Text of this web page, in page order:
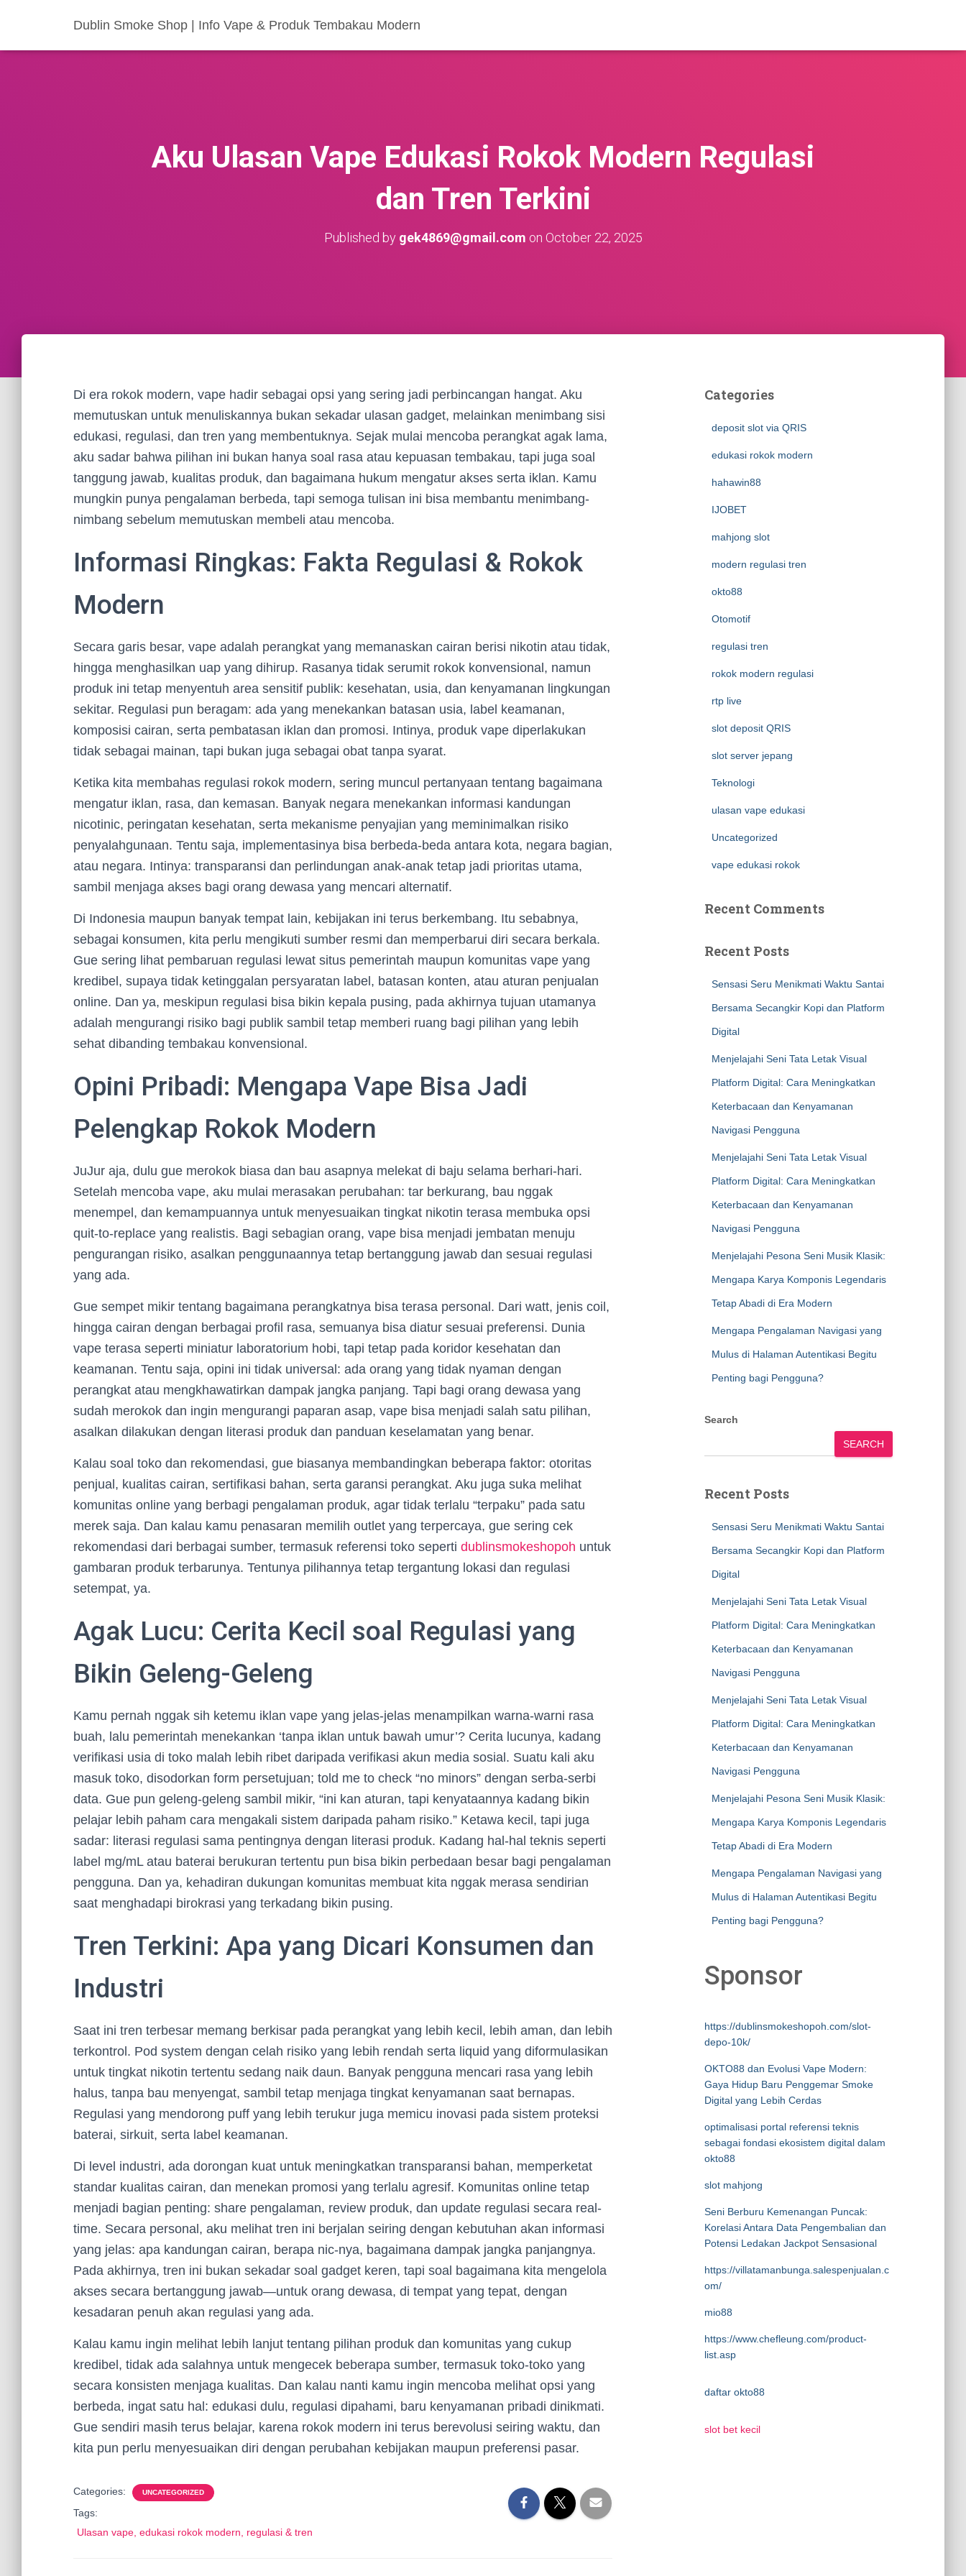
Dublin Smoke Shop | Info Vape & Produk Tembakau Modern
Aku Ulasan Vape Edukasi Rokok Modern Regulasi
dan Tren Terkini
Published by gek4869@gmail.com on October 22, 2025
Di era rokok modern, vape hadir sebagai opsi yang sering jadi perbincangan hangat. Aku
memutuskan untuk menuliskannya bukan sekadar ulasan gadget, melainkan menimbang sisi
edukasi, regulasi, dan tren yang membentuknya. Sejak mulai mencoba perangkat agak lama,
aku sadar bahwa pilihan ini bukan hanya soal rasa atau kepuasan tembakau, tapi juga soal
tanggung jawab, kualitas produk, dan bagaimana hukum mengatur akses serta iklan. Kamu
mungkin punya pengalaman berbeda, tapi semoga tulisan ini bisa membantu menimbang-
nimbang sebelum memutuskan membeli atau mencoba.
Informasi Ringkas: Fakta Regulasi & Rokok
Modern
Secara garis besar, vape adalah perangkat yang memanaskan cairan berisi nikotin atau tidak,
hingga menghasilkan uap yang dihirup. Rasanya tidak serumit rokok konvensional, namun
produk ini tetap menyentuh area sensitif publik: kesehatan, usia, dan kenyamanan lingkungan
sekitar. Regulasi pun beragam: ada yang menekankan batasan usia, label keamanan,
komposisi cairan, serta pembatasan iklan dan promosi. Intinya, produk vape diperlakukan
tidak sebagai mainan, tapi bukan juga sebagai obat tanpa syarat.
Ketika kita membahas regulasi rokok modern, sering muncul pertanyaan tentang bagaimana
mengatur iklan, rasa, dan kemasan. Banyak negara menekankan informasi kandungan
nicotinic, peringatan kesehatan, serta mekanisme penyajian yang meminimalkan risiko
penyalahgunaan. Tentu saja, implementasinya bisa berbeda-beda antara kota, negara bagian,
atau negara. Intinya: transparansi dan perlindungan anak-anak tetap jadi prioritas utama,
sambil menjaga akses bagi orang dewasa yang mencari alternatif.
Di Indonesia maupun banyak tempat lain, kebijakan ini terus berkembang. Itu sebabnya,
sebagai konsumen, kita perlu mengikuti sumber resmi dan memperbarui diri secara berkala.
Gue sering lihat pembaruan regulasi lewat situs pemerintah maupun komunitas vape yang
kredibel, supaya tidak ketinggalan persyaratan label, batasan konten, atau aturan penjualan
online. Dan ya, meskipun regulasi bisa bikin kepala pusing, pada akhirnya tujuan utamanya
adalah mengurangi risiko bagi publik sambil tetap memberi ruang bagi pilihan yang lebih
sehat dibanding tembakau konvensional.
Opini Pribadi: Mengapa Vape Bisa Jadi
Pelengkap Rokok Modern
JuJur aja, dulu gue merokok biasa dan bau asapnya melekat di baju selama berhari-hari.
Setelah mencoba vape, aku mulai merasakan perubahan: tar berkurang, bau nggak
menempel, dan kemampuannya untuk menyesuaikan tingkat nikotin terasa membuka opsi
quit-to-replace yang realistis. Bagi sebagian orang, vape bisa menjadi jembatan menuju
pengurangan risiko, asalkan penggunaannya tetap bertanggung jawab dan sesuai regulasi
yang ada.
Gue sempet mikir tentang bagaimana perangkatnya bisa terasa personal. Dari watt, jenis coil,
hingga cairan dengan berbagai profil rasa, semuanya bisa diatur sesuai preferensi. Dunia
vape terasa seperti miniatur laboratorium hobi, tapi tetap pada koridor kesehatan dan
keamanan. Tentu saja, opini ini tidak universal: ada orang yang tidak nyaman dengan
perangkat atau mengkhawatirkan dampak jangka panjang. Tapi bagi orang dewasa yang
sudah merokok dan ingin mengurangi paparan asap, vape bisa menjadi salah satu pilihan,
asalkan dilakukan dengan literasi produk dan panduan keselamatan yang benar.
Kalau soal toko dan rekomendasi, gue biasanya membandingkan beberapa faktor: otoritas
penjual, kualitas cairan, sertifikasi bahan, serta garansi perangkat. Aku juga suka melihat
komunitas online yang berbagi pengalaman produk, agar tidak terlalu “terpaku” pada satu
merek saja. Dan kalau kamu penasaran memilih outlet yang terpercaya, gue sering cek
rekomendasi dari berbagai sumber, termasuk referensi toko seperti dublinsmokeshopoh untuk
gambaran produk terbarunya. Tentunya pilihannya tetap tergantung lokasi dan regulasi
setempat, ya.
Agak Lucu: Cerita Kecil soal Regulasi yang
Bikin Geleng-Geleng
Kamu pernah nggak sih ketemu iklan vape yang jelas-jelas menampilkan warna-warni rasa
buah, lalu pemerintah menekankan ‘tanpa iklan untuk bawah umur’? Cerita lucunya, kadang
verifikasi usia di toko malah lebih ribet daripada verifikasi akun media sosial. Suatu kali aku
masuk toko, disodorkan form persetujuan; told me to check “no minors” dengan serba-serbi
data. Gue pun geleng-geleng sambil mikir, “ini kan aturan, tapi kenyataannya kadang bikin
pelajar lebih paham cara mengakali sistem daripada paham risiko.” Ketawa kecil, tapi juga
sadar: literasi regulasi sama pentingnya dengan literasi produk. Kadang hal-hal teknis seperti
label mg/mL atau baterai berukuran tertentu pun bisa bikin perbedaan besar bagi pengalaman
pengguna. Dan ya, kehadiran dukungan komunitas membuat kita nggak merasa sendirian
saat menghadapi birokrasi yang terkadang bikin pusing.
Tren Terkini: Apa yang Dicari Konsumen dan
Industri
Saat ini tren terbesar memang berkisar pada perangkat yang lebih kecil, lebih aman, dan lebih
terkontrol. Pod system dengan celah risiko yang lebih rendah serta liquid yang diformulasikan
untuk tingkat nikotin tertentu sedang naik daun. Banyak pengguna mencari rasa yang lebih
halus, tanpa bau menyengat, sambil tetap menjaga tingkat kenyamanan saat bernapas.
Regulasi yang mendorong puff yang lebih terukur juga memicu inovasi pada sistem proteksi
baterai, sirkuit, serta label keamanan.
Di level industri, ada dorongan kuat untuk meningkatkan transparansi bahan, memperketat
standar kualitas cairan, dan menekan promosi yang terlalu agresif. Komunitas online tetap
menjadi bagian penting: share pengalaman, review produk, dan update regulasi secara real-
time. Secara personal, aku melihat tren ini berjalan seiring dengan kebutuhan akan informasi
yang jelas: apa kandungan cairan, berapa nic-nya, bagaimana dampak jangka panjangnya.
Pada akhirnya, tren ini bukan sekadar soal gadget keren, tapi soal bagaimana kita mengelola
akses secara bertanggung jawab—untuk orang dewasa, di tempat yang tepat, dengan
kesadaran penuh akan regulasi yang ada.
Kalau kamu ingin melihat lebih lanjut tentang pilihan produk dan komunitas yang cukup
kredibel, tidak ada salahnya untuk mengecek beberapa sumber, termasuk toko-toko yang
secara konsisten menjaga kualitas. Dan kalau nanti kamu ingin mencoba melihat opsi yang
berbeda, ingat satu hal: edukasi dulu, regulasi dipahami, baru kenyamanan pribadi dinikmati.
Gue sendiri masih terus belajar, karena rokok modern ini terus berevolusi seiring waktu, dan
kita pun perlu menyesuaikan diri dengan perubahan kebijakan maupun preferensi pasar.
Categories: UNCATEGORIZED
Tags:
Ulasan vape, edukasi rokok modern, regulasi & tren
Categories
deposit slot via QRIS
edukasi rokok modern
hahawin88
IJOBET
mahjong slot
modern regulasi tren
okto88
Otomotif
regulasi tren
rokok modern regulasi
rtp live
slot deposit QRIS
slot server jepang
Teknologi
ulasan vape edukasi
Uncategorized
vape edukasi rokok
Recent Comments
Recent Posts
Sensasi Seru Menikmati Waktu Santai
Bersama Secangkir Kopi dan Platform
Digital
Menjelajahi Seni Tata Letak Visual
Platform Digital: Cara Meningkatkan
Keterbacaan dan Kenyamanan
Navigasi Pengguna
Menjelajahi Seni Tata Letak Visual
Platform Digital: Cara Meningkatkan
Keterbacaan dan Kenyamanan
Navigasi Pengguna
Menjelajahi Pesona Seni Musik Klasik:
Mengapa Karya Komponis Legendaris
Tetap Abadi di Era Modern
Mengapa Pengalaman Navigasi yang
Mulus di Halaman Autentikasi Begitu
Penting bagi Pengguna?
Search
SEARCH
Recent Posts
Sensasi Seru Menikmati Waktu Santai
Bersama Secangkir Kopi dan Platform
Digital
Menjelajahi Seni Tata Letak Visual
Platform Digital: Cara Meningkatkan
Keterbacaan dan Kenyamanan
Navigasi Pengguna
Menjelajahi Seni Tata Letak Visual
Platform Digital: Cara Meningkatkan
Keterbacaan dan Kenyamanan
Navigasi Pengguna
Menjelajahi Pesona Seni Musik Klasik:
Mengapa Karya Komponis Legendaris
Tetap Abadi di Era Modern
Mengapa Pengalaman Navigasi yang
Mulus di Halaman Autentikasi Begitu
Penting bagi Pengguna?
Sponsor
https://dublinsmokeshopoh.com/slot-
depo-10k/
OKTO88 dan Evolusi Vape Modern:
Gaya Hidup Baru Penggemar Smoke
Digital yang Lebih Cerdas
optimalisasi portal referensi teknis
sebagai fondasi ekosistem digital dalam
okto88
slot mahjong
Seni Berburu Kemenangan Puncak:
Korelasi Antara Data Pengembalian dan
Potensi Ledakan Jackpot Sensasional
https://villatamanbunga.salespenjualan.c
om/
mio88
https://www.chefleung.com/product-
list.asp
daftar okto88
slot bet kecil